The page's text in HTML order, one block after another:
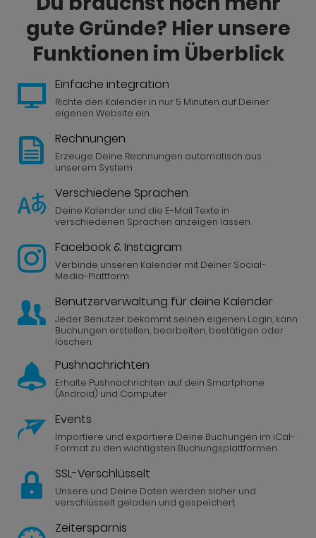
Anfrage für
Startzeit auswählen
Dauer des Termins
Kommentar
Optionale Checkbox für z.B.
gute Gründe? Hier unsere
Funktionen im Überblick
Einfache integration
Richte den Kalender in nur 5 Minuten auf Deiner
eigenen Website ein
Rechnungen
Erzeuge Deine Rechnungen automatisch aus
unserem System
Verschiedene Sprachen
Deine Kalender und die E-Mail Texte in
verschiedenen Sprachen anzeigen lassen
Facebook & Instagram
Verbinde unseren Kalender mit Deiner Social-
Media-Plattform
Benutzerverwaltung für deine Kalender
Jeder Benutzer bekommt seinen eigenen Login, kann
Buchungen erstellen, bearbeiten, bestätigen oder
löschen.
Pushnachrichten
Erhalte Pushnachrichten auf dein Smartphone
(Android) und Computer
Events
Importiere und exportiere Deine Buchungen im iCal-
Format zu den wichtigsten Buchungsplattformen
SSL-Verschlüsselt
Unsere und Deine Daten werden sicher und
verschlüsselt geladen und gespeichert
Zeitersparnis